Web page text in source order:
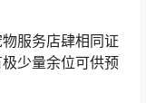
服务店肆相同证
少量余位可供预